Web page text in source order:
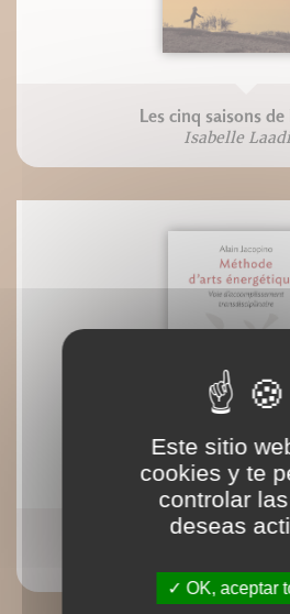
Les cinq saisons
Isabelle
Méthode d'arts
Este sitio
cookies y te
controlar
deseas
OK, aceptar